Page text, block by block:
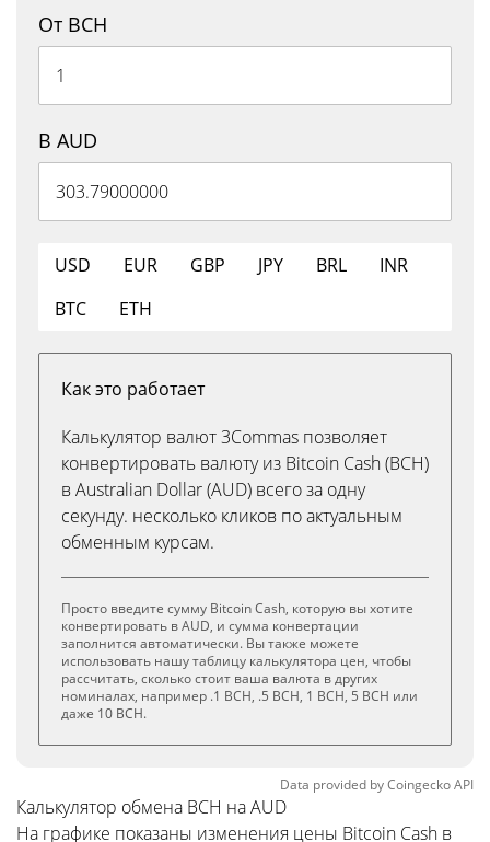
От BCH
В AUD
USD EUR GBP JPY BRL
INR
BTC
ETH
Как это работает
Калькулятор валют 3Commas позволяет
конвертировать валюту из Bitcoin Cash (BCH)
в Australian Dollar (AUD) всего за одну
секунду. несколько кликов по актуальным
обменным курсам.
Просто введите сумму Bitcoin Cash, которую вы хотите
конвертировать в AUD, и сумма конвертации
заполнится автоматически. Вы также можете
использовать нашу таблицу калькулятора цен, чтобы
рассчитать, сколько стоит ваша валюта в других
номиналах, например .1 BCH, .5 BCH, 1 BCH, 5 BCH или
даже 10 BCH.
Data provided byCoingeckoAPI
Калькулятор обмена BCH на AUD
На графике показаны изменения цены Bitcoin Cash в